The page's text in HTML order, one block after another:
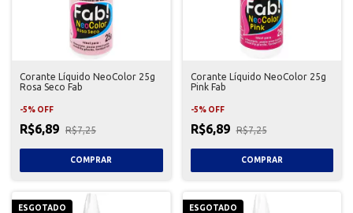
Corante Líquido NeoColor 25g
Rosa Seco Fab
-5% OFF
R$6,89 R$7,25
Corante Líquido NeoColor 25g
Pink Fab
-5% OFF
R$6,89 R$7,25
ESGOTADO ESGOTADO